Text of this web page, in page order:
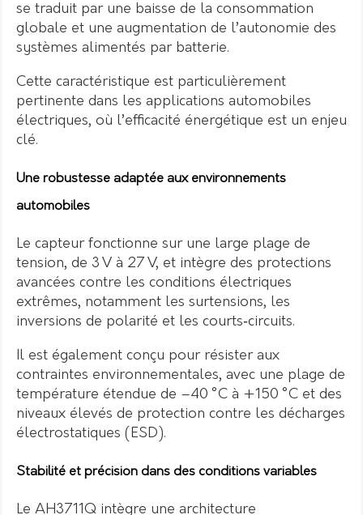
se traduit par une baisse de la consommation
globale et une augmentation de l’autonomie des
systèmes alimentés par batterie.
Cette caractéristique est particulièrement
pertinente dans les applications automobiles
électriques, où l’efficacité énergétique est un enjeu
clé.
Une robustesse adaptée aux environnements
automobiles
Le capteur fonctionne sur une large plage de
tension, de 3 V à 27 V, et intègre des protections
avancées contre les conditions électriques
extrêmes, notamment les surtensions, les
inversions de polarité et les courts‑circuits.
Il est également conçu pour résister aux
contraintes environnementales, avec une plage de
température étendue de –40 °C à +150 °C et des
niveaux élevés de protection contre les décharges
électrostatiques (ESD).
Stabilité et précision dans des conditions variables
Le AH3711Q intègre une architecture